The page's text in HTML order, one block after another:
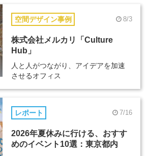
空間デザイン事例 8/3
株式会社メルカリ「Culture
Hub」
人と人がつながり、アイデアを加速
させるオフィス
レポート 7/16
2026年夏休みに行ける、おすす
めのイベント10選：東京都内